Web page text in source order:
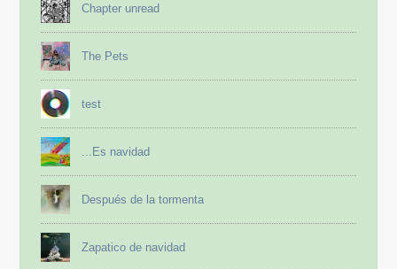
Chapter unread
The Pets
test
...Es navidad
Después de la tormenta
Zapatico de navidad